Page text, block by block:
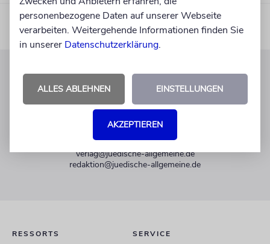
KUNDENSERVICE
+49 30 275833 0
Mo-Do 9-17 Uhr
verlag@juedische-allgemeine.de
redaktion@juedische-allgemeine.de
RESSORTS SERVICE
personenbezogene Daten auf unserer Webseite
verarbeiten. Weitergehende Informationen finden Sie
in unserer Datenschutzerklärung.
ALLES ABLEHNEN EINSTELLUNGEN
AKZEPTIEREN